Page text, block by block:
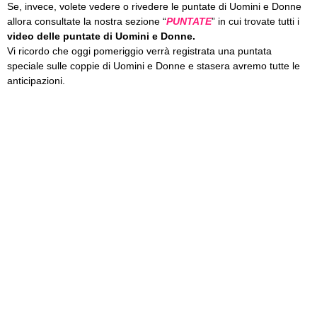
Se, invece, volete vedere o rivedere le puntate di Uomini e Donne
allora consultate la nostra sezione “PUNTATE” in cui trovate tutti i
video delle puntate di Uomini e Donne.
Vi ricordo che oggi pomeriggio verrà registrata una puntata
speciale sulle coppie di Uomini e Donne e stasera avremo tutte le
anticipazioni.